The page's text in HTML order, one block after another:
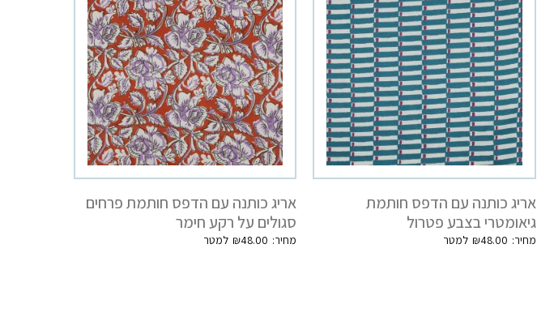
אריג כותנה עם הדפס חותמת
גיאומטרי בצבע פטרול
₪48.00
אריג כותנה עם הדפס חותמת פרחים
סגולים על רקע חימר
₪48.00